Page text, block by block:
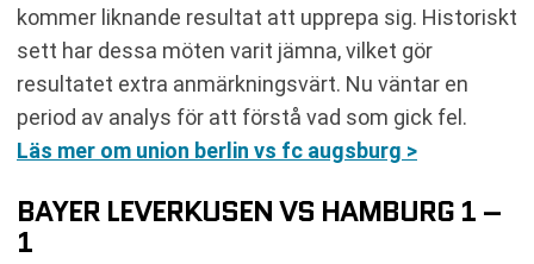
kommer liknande resultat att upprepa sig. Historiskt
sett har dessa möten varit jämna, vilket gör
resultatet extra anmärkningsvärt. Nu väntar en
period av analys för att förstå vad som gick fel.
Läs mer om union berlin vs fc augsburg >
BAYER LEVERKUSEN VS HAMBURG 1 –
1